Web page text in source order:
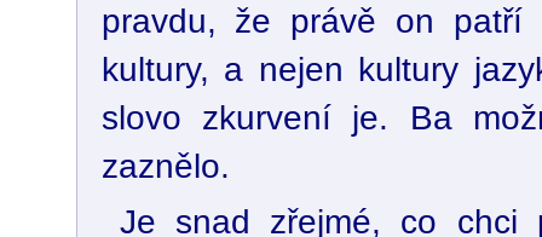
pravdu, že právě on patří
kultury, a nejen kultury
slovo zkurvení je. Ba
zaznělo.
Je snad zřejmé, co chci